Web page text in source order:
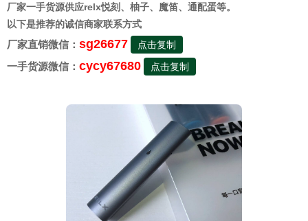
厂家一手货源供应relx悦刻、柚子、魔笛、通配蛋等。
以下是推荐的诚信商家联系方式
厂家直销微信： sg26677 点击复制
一手货源微信： cycy67680 点击复制